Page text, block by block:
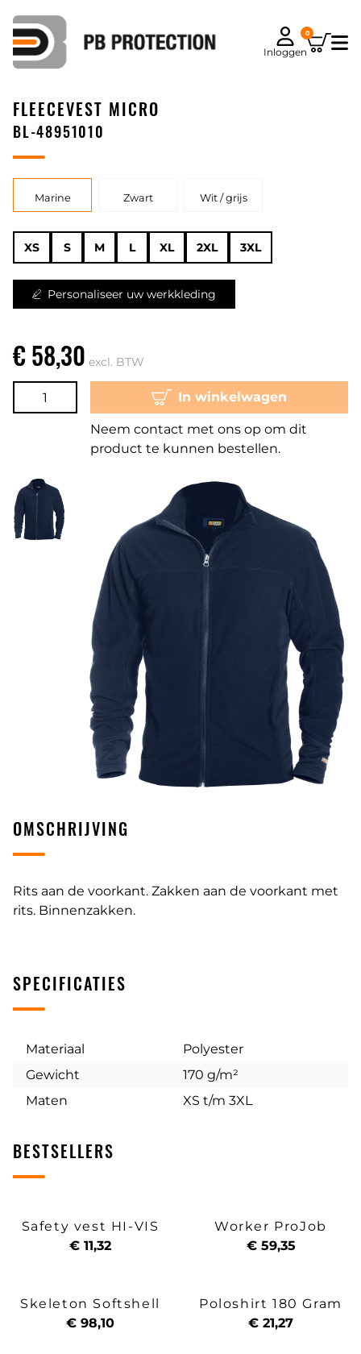
Inloggen
0
FLEECEVEST MICRO
BL-48951010
Marine Zwart Wit / grijs
XS S M L XL 2XL 3XL
Personaliseer uw werkkleding
€ 58,30 excl. BTW
In winkelwagen
Neem contact met ons op om dit
product te kunnen bestellen.
OMSCHRIJVING
Rits aan de voorkant. Zakken aan de voorkant met
rits. Binnenzakken.
SPECIFICATIES
Materiaal
Polyester
Gewicht
170 g/m²
Maten
XS t/m 3XL
BESTSELLERS
Safety vest HI-VIS
€ 11,32
Worker ProJob
€ 59,35
Skeleton Softshell
€ 98,10
Poloshirt 180 Gram
€ 21,27